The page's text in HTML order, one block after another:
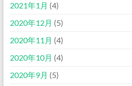
2021年1月 (4)
2020年12月 (5)
2020年11月 (4)
2020年10月 (4)
2020年9月 (5)